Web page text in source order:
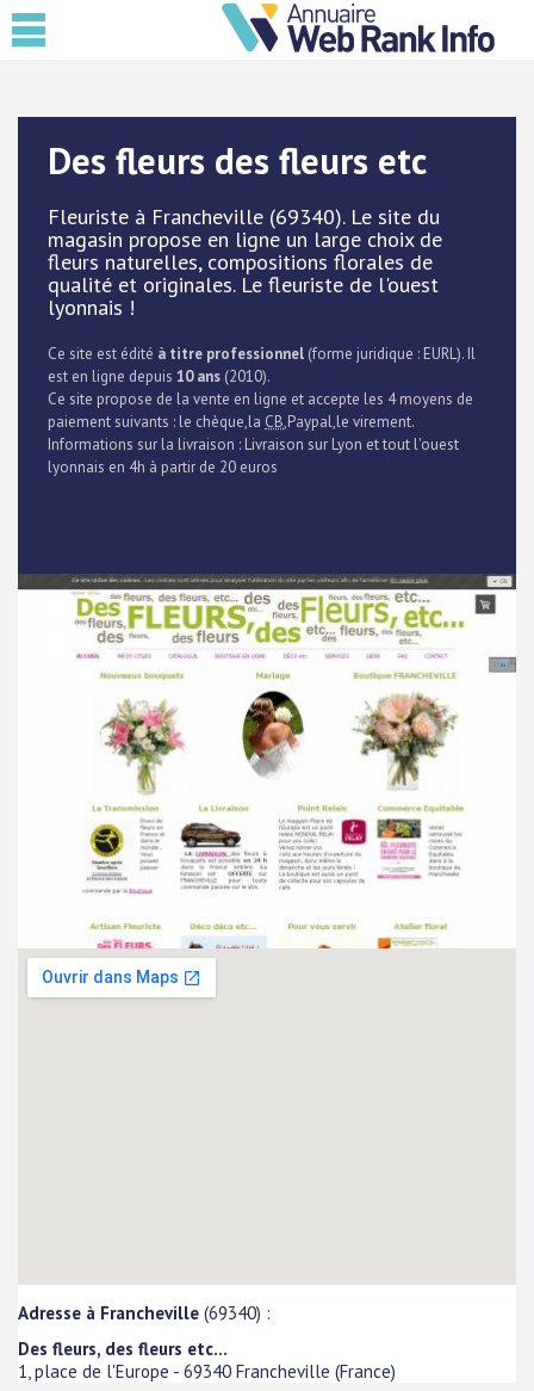
Des fleurs des fleurs etc
Fleuriste à Francheville (69340). Le site du
magasin propose en ligne un large choix de
fleurs naturelles, compositions florales de
qualité et originales. Le fleuriste de l'ouest
lyonnais !
Ce site est édité à titre professionnel (forme juridique : EURL). Il
est en ligne depuis 10 ans (2010).
Ce site propose de la vente en ligne et accepte les 4 moyens de
paiement suivants : le chèque,la CB,Paypal,le virement.
Informations sur la livraison : Livraison sur Lyon et tout l'ouest
lyonnais en 4h à partir de 20 euros
Adresse à Francheville (69340) :
Des fleurs, des fleurs etc...
1, place de l'Europe - 69340 Francheville (France)